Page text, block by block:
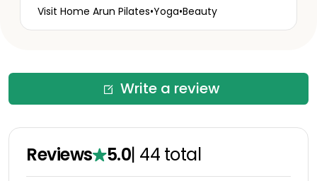
Visit Home Arun Pilates•Yoga•Beauty
Write a review
Reviews 5.0| 44 total